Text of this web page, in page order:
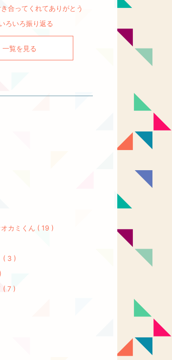
合ってくれてありがとう
ろいろ振り返る
一覧を見る
カミくん ( 19 )
( 3 )
( 7 )